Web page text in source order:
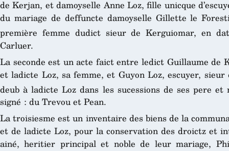
de Kerjan, et damoyselle Anne Loz, fille unicque
du mariage de deffuncte damoyselle Gillette le
première femme dudict sieur de Kerguiomar, en
Carluer.
La seconde est un acte faict entre ledict Guillaume de
et ladicte Loz, sa femme, et Guyon Loz, escuyer,
deub à ladicte Loz dans les sucessions de ses pere
signé : du Trevou et Pean.
La troisiesme est un inventaire des biens de la
et de ladicte Loz, pour la conservation des droictz et
ainé, heritier principal et noble de leur mariage,